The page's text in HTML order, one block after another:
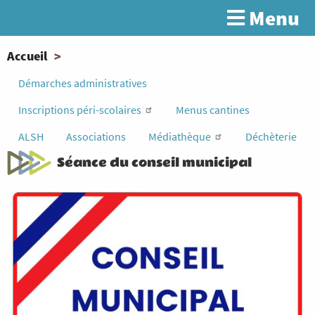
contenu
principal
Rechercher
Menu
You
are
Accueil
Démarches administratives
Inscriptions péri-scolaires
Menus cantines
ALSH
Associations Médiathèque Déchèterie
Séance du conseil municipal
Image